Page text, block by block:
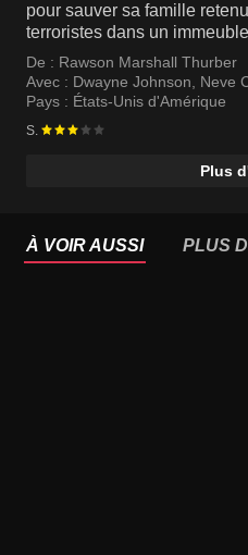
pour sauver sa famille
terroristes dans un
De : Rawson Marshall Thurber
Avec : Dwayne Johnson, Neve
Pays : États-Unis d'Amérique
S.
Plus
À VOIR AUSSI PLUS